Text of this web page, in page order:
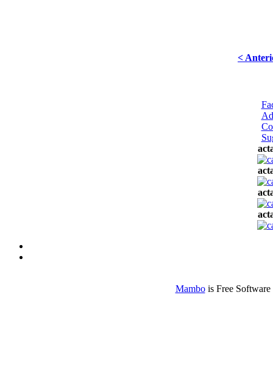
<
Mambois Free Software